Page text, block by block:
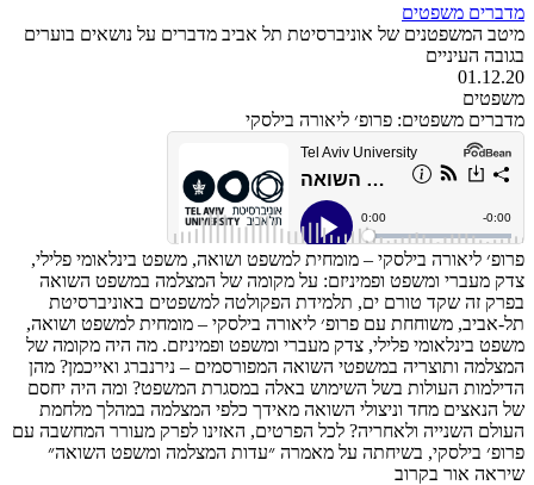
מדברים משפטים
מיטב המשפטנים של אוניברסיטת תל אביב מדברים על נושאים בוערים
בגובה העיניים
01.12.20
משפטים
מדברים משפטים: פרופ׳ ליאורה בילסקי
פרופ׳ ליאורה בילסקי – מומחית למשפט ושואה, משפט בינלאומי פלילי,
צדק מעברי ומשפט ופמיניזם: על מקומה של המצלמה במשפט השואה
בפרק זה שקד טורם ים, תלמידת הפקולטה למשפטים באוניברסיטת
תל-אביב, משוחחת עם פרופ׳ ליאורה בילסקי – מומחית למשפט ושואה,
משפט בינלאומי פלילי, צדק מעברי ומשפט ופמיניזם. מה היה מקומה של
המצלמה ותוצריה במשפטי השואה המפורסמים – נירנברג ואייכמן? מהן
הדילמות העולות בשל השימוש באלה במסגרת המשפט? ומה היה יחסם
של הנאצים מחד וניצולי השואה מאידך כלפי המצלמה במהלך מלחמת
העולם השנייה ולאחריה? לכל הפרטים, האזינו לפרק מעורר המחשבה עם
פרופ׳ בילסקי, בשיחתה על מאמרה ״עדות המצלמה ומשפט השואה״
שיראה אור בקרוב